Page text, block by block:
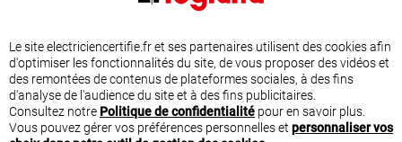
appareils énergivores permet d'adapter la consommation aux besoins du foyer,
Ce professionnel a suivi des formations spécifiques et dédiées sur les solutions
Legrand d'efficacité énergétique. L'entreprise LE BON BRICOLEUR est l'expert
proche de chez vous pour comprendre votre consommation électrique et agir
rapidement sur votre facture.
Le site electriciencertifie.fr et ses partenaires utilisent des cookies afin
d'optimiser les fonctionnalités du site, de vous proposer des vidéos et
des remontées de contenus de plateformes sociales, à des fins
d'analyse de l'audience du site et à des fins publicitaires.
Consultez notre Politique de confidentialité pour en savoir plus.
Vous pouvez gérer vos préférences personnelles et personnaliser vos